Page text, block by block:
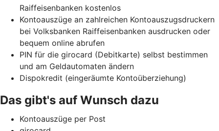
Raiffeisenbanken kostenlos
Kontoauszüge an zahlreichen Kontoauszugsdruckern
bei Volksbanken Raiffeisenbanken ausdrucken oder
bequem online abrufen
PIN für die girocard (Debitkarte) selbst bestimmen
und am Geldautomaten ändern
Dispokredit (eingeräumte Kontoüberziehung)
Das gibt's auf Wunsch dazu
Kontoauszüge per Post